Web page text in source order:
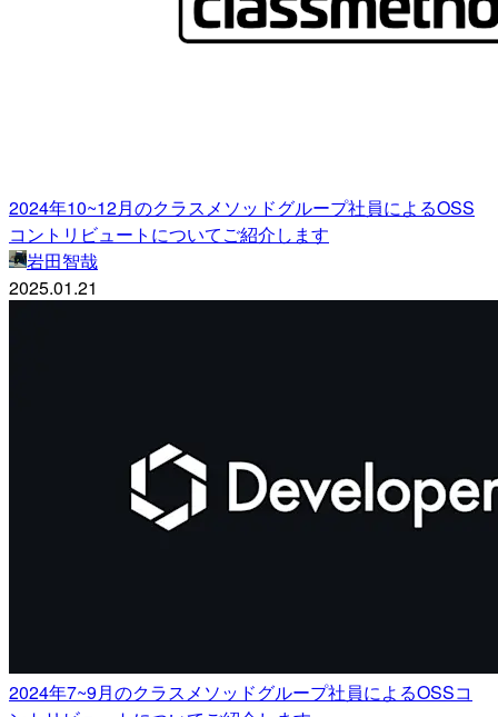
2024年10~12月のクラスメソッドグループ社員によるOSS
コントリビュートについてご紹介します
岩田智哉
2025.01.21
2024年7~9月のクラスメソッドグループ社員によるOSSコ